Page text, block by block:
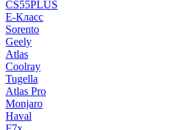
CS55PLUS
E-Класс
Sorento
Geely
Atlas
Coolray
Tugella
Atlas Pro
Monjaro
Haval